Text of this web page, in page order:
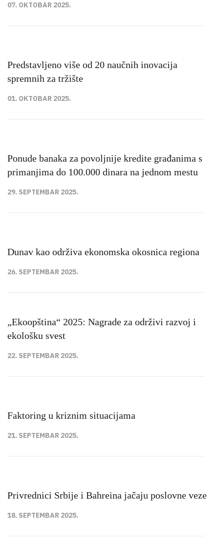
07. OKTOBAR 2025.
Predstavljeno više od 20 naučnih inovacija
spremnih za tržište
01. OKTOBAR 2025.
Ponude banaka za povoljnije kredite građanima s
primanjima do 100.000 dinara na jednom mestu
29. SEPTEMBAR 2025.
Dunav kao održiva ekonomska okosnica regiona
26. SEPTEMBAR 2025.
„Ekoopština“ 2025: Nagrade za održivi razvoj i
ekološku svest
22. SEPTEMBAR 2025.
Faktoring u kriznim situacijama
21. SEPTEMBAR 2025.
Privrednici Srbije i Bahreina jačaju poslovne veze
18. SEPTEMBAR 2025.